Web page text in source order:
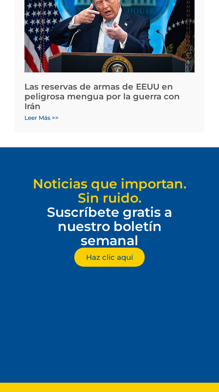
Las reservas de armas de EEUU en
peligrosa mengua por la guerra con
Irán
Leer Más >>
Noticias que importan.
Sin ruido.
Suscríbete gratis a
nuestro boletín
semanal
Haz clic aquí